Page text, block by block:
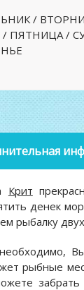
/
/ ПЯТНИЦА /
Крит
денек
рыбалку
рыбные
забрать